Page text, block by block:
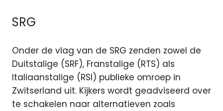
SRG
Onder de vlag van de SRG zenden zowel de
Duitstalige (SRF), Franstalige (RTS) als
Italiaanstalige (RSI) publieke omroep in
Zwitserland uit. Kijkers wordt geadviseerd over
te schakelen naar alternatieven zoals